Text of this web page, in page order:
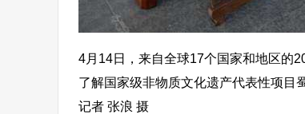
4月14日，来自全球17个国家和地区的
了解国家级非物质文化遗产代表性项目
记者 张浪 摄